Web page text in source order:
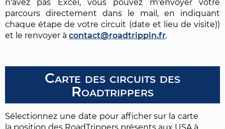
n'avez pas Excel, vous pouvez m'envoyer votre
parcours directement dans le mail, en indiquant
chaque étape de votre circuit (date et lieu de visite))
et le renvoyer à contact@roadtrippin.fr.
Carte des circuits des
Roadtrippers
Sélectionnez une date pour afficher sur la carte